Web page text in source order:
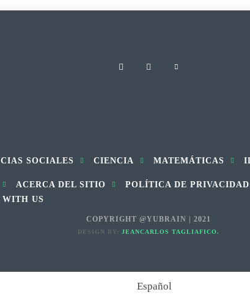
SOCIALES CIENCIA MATEMÁTICAS
ACERCA DEL SITIO POLÍTICA DE PRIVACIDAD
US
COPYRIGHT @YUBRAIN | 2021
DESIGN BY: JEANCARLOS TAGLIAFICO.
Español